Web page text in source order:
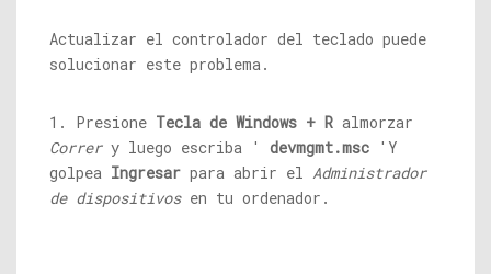
Actualizar el controlador del teclado puede
solucionar este problema.
1. Presione Tecla de Windows + R almorzar
Correry luego escriba ' devmgmt.msc 'Y
golpea Ingresar para abrir el Administrador
de dispositivosen tu ordenador.